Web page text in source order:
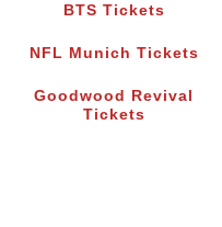
BTS Tickets
NFL Munich Tickets
Goodwood Revival
Tickets